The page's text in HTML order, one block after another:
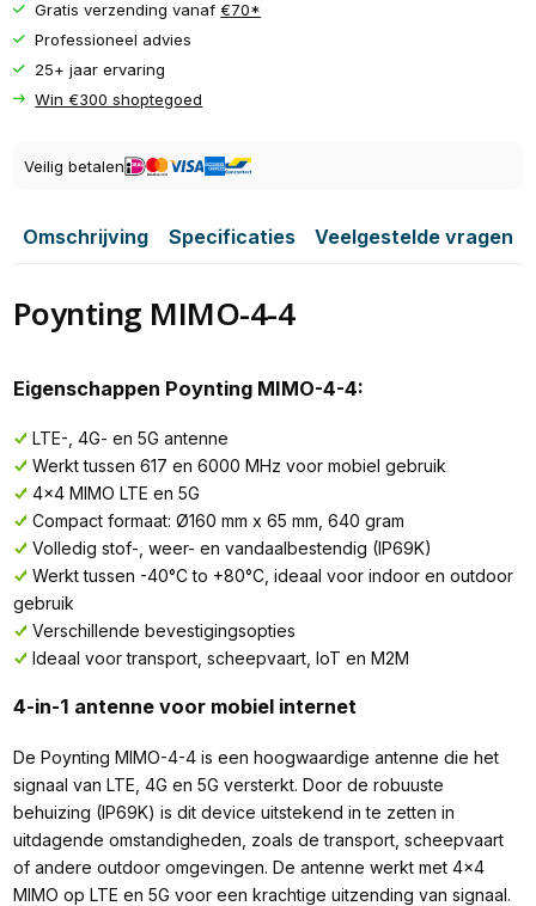
Gratis verzending vanaf€70*
Professioneel advies
25+ jaar ervaring
Win €300 shoptegoed
Veilig betalen
Omschrijving Specificaties Veelgestelde vragen
Poynting MIMO-4-4
Eigenschappen Poynting MIMO-4-4:
LTE-, 4G- en 5G antenne
Werkt tussen 617 en 6000 MHz voor mobiel gebruik
4x4 MIMO LTE en 5G
Compact formaat: Ø160 mm x 65 mm, 640 gram
Volledig stof-, weer- en vandaalbestendig (IP69K)
Werkt tussen -40°C to +80°C, ideaal voor indoor en outdoor
gebruik
Verschillende bevestigingsopties
Ideaal voor transport, scheepvaart, IoT en M2M
4-in-1 antenne voor mobiel internet
De Poynting MIMO-4-4 is een hoogwaardige antenne die het
signaal van LTE, 4G en 5G versterkt. Door de robuuste
behuizing (IP69K) is dit device uitstekend in te zetten in
uitdagende omstandigheden, zoals de transport, scheepvaart
of andere outdoor omgevingen. De antenne werkt met 4x4
MIMO op LTE en 5G voor een krachtige uitzending van signaal.